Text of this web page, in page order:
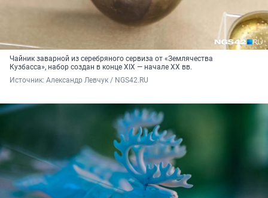
Чайник заварной из серебряного сервиза от «Землячества
Кузбасса», набор создан в конце XIX — начале XX вв.
Источник: Александр Левчук / NGS42.RU